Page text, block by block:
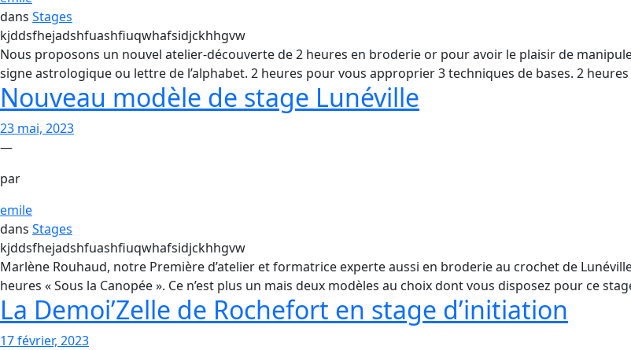
dans Stages
kjddsfhejadshfuashfiuqwhafsidjckhhgvw
Nous proposons un nouvel atelier-découverte de 2 heures en broderie or pour avoir le plaisir de
signe astrologique ou lettre de l’alphabet. 2 heures pour vous approprier 3 techniques de bases. 2
Nouveau modèle de stage Lunéville
23 mai, 2023
—
par
emile
dans Stages
kjddsfhejadshfuashfiuqwhafsidjckhhgvw
Marlène Rouhaud, notre Première d’atelier et formatrice experte aussi en broderie au crochet de
heures « Sous la Canopée ». Ce n’est plus un mais deux modèles au choix dont vous disposez pour ce
La Demoi’Zelle de Rochefort en stage d’initiation
17 février, 2023